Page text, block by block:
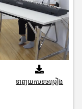
ទាញយកបទចម្រៀង